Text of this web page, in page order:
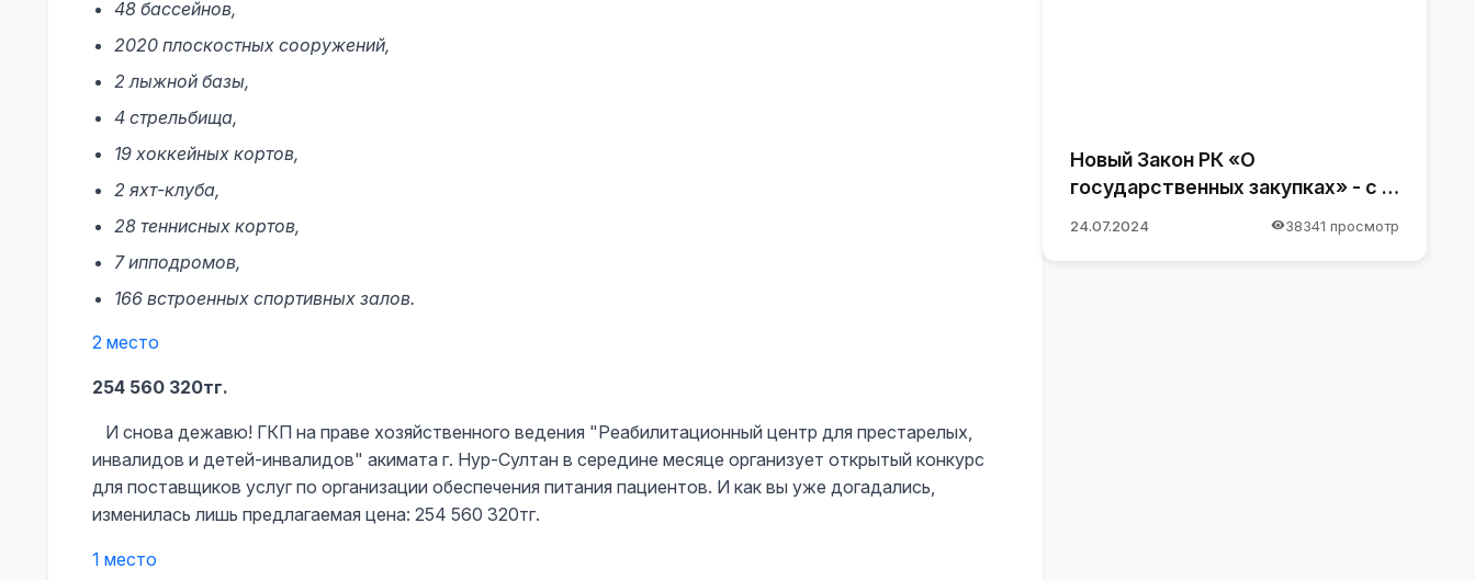
48 бассейнов,
2020 плоскостных сооружений,
2 лыжной базы,
4 стрельбища,
19 хоккейных кортов,
2 яхт-клуба,
28 теннисных кортов,
7 ипподромов,
166 встроенных спортивных залов.
2 место
254 560 320тг.
И снова дежавю! ГКП на праве хозяйственного ведения "Реабилитационный центр для престарелых,
инвалидов и детей-инвалидов" акимата г. Нур-Султан в середине месяце организует открытый конкурс
для поставщиков услуг по организации обеспечения питания пациентов. И как вы уже догадались,
изменилась лишь предлагаемая цена: 254 560 320тг.
1 место
Новый Закон РК «О
государственных закупках» - с 1
24.07.2024 38341 просмотр